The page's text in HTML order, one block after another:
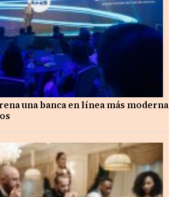
una banca en línea más moderna